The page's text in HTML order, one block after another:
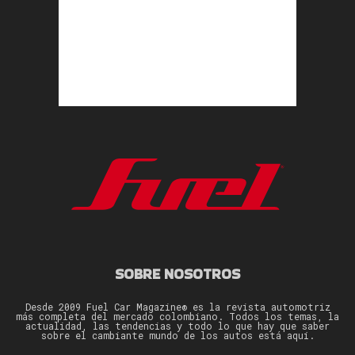
SOBRE NOSOTROS
Desde 2009 Fuel Car Magazine® es la revista automotriz
más completa del mercado colombiano. Todos los temas, la
actualidad, las tendencias y todo lo que hay que saber
sobre el cambiante mundo de los autos está aquí.